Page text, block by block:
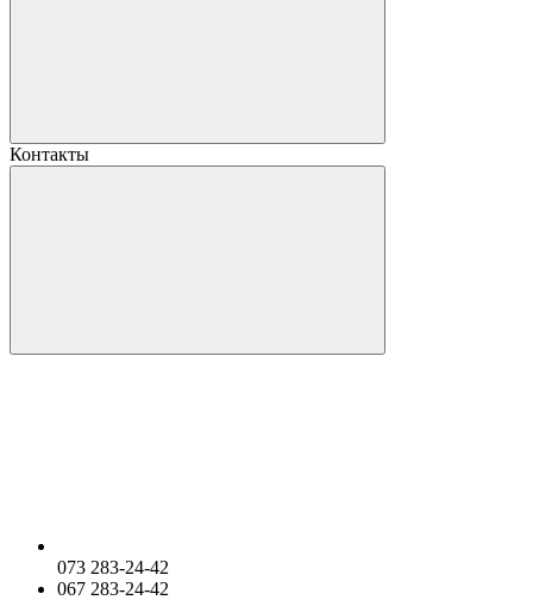
Контакты
073 283-24-42
067 283-24-42